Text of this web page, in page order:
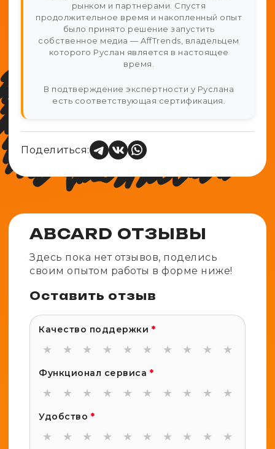
рынком и партнерами. Спустя
продолжительное время и накопленный опыт
было принято решение запустить
собственное медиа — AffTrends, владельцем
которого Руслан является в настоящее
время.
В подтверждение экспертности у Руслана
есть соответствующая сертификация.
Поделиться:
ABCARD ОТЗЫВЫ
Здесь пока нет отзывов, поделись
своим опытом работы в форме ниже!
Оставить отзыв
Качество поддержки *
★ ★ ★ ★ ★ ★ ★ ★ ★ ★
Функционал сервиса *
★ ★ ★ ★ ★ ★ ★ ★ ★ ★
Удобство *
★ ★ ★ ★ ★ ★ ★ ★ ★ ★